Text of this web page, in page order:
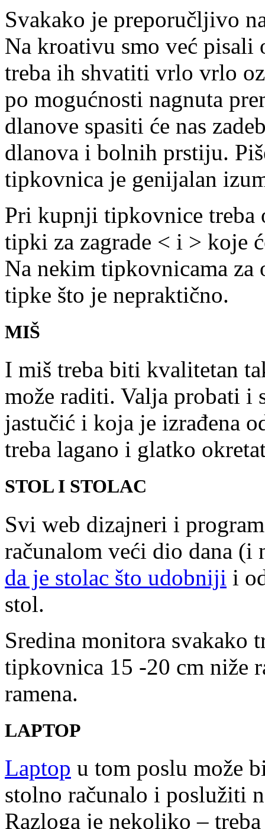
Svakako je preporučljivo
Na kroativu smo već pisali
treba ih shvatiti vrlo vrlo
po mogućnosti nagnuta
dlanove spasiti će nas
dlanova i bolnih prstiju.
tipkovnica je genijalan
Pri kupnji tipkovnice treba
tipki za zagrade < i > koje
Na nekim tipkovnicama za
tipke što je nepraktično.
MIŠ
I miš treba biti kvalitetan
može raditi. Valja probati i
jastučić i koja je izrađena
treba lagano i glatko
STOL I STOLAC
Svi web dizajneri i
računalom veći dio dana
da je stolac što udobniji i
stol.
Sredina monitora svakako
tipkovnica 15 -20 cm niže
ramena.
LAPTOP
Laptop u tom poslu može
stolno računalo i poslužiti
Razloga je nekoliko –